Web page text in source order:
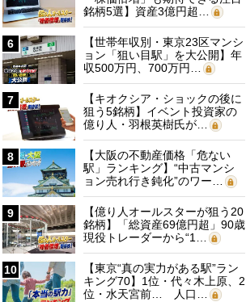
銘柄5選】資産3億円超…
6
【世帯年収別・東京23区マンシ
ョン「狙い目駅」を大公開】年
収500万円、700万円…
7
【キオクシア・ショックの後に
狙う5銘柄】イベント投資家の
億り人・羽根英樹氏が…
8
【大阪の不動産価格「危ない
駅」ランキング】“中古マンシ
ョン売れ行き鈍化”のワー…
9
【億り人オールスターが狙う20
銘柄】「総資産69億円超」90歳
現役トレーダーから“1…
10
【東京“真の実力がある駅”ラン
キング70】1位・代々木上原、2
位・水天宮前… 人口…